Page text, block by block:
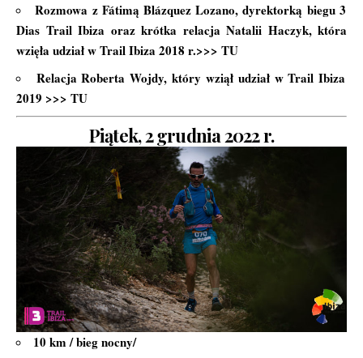
Rozmowa z Fátimą Blázquez Lozano, dyrektorką biegu 3
Dias Trail Ibiza oraz krótka relacja Natalii Haczyk, która
wzięła udział w Trail Ibiza 2018 r.>>> TU
Relacja Roberta Wojdy, który wziął udział w Trail Ibiza
2019 >>> TU
Piątek, 2 grudnia 2022 r.
10 km / bieg nocny/